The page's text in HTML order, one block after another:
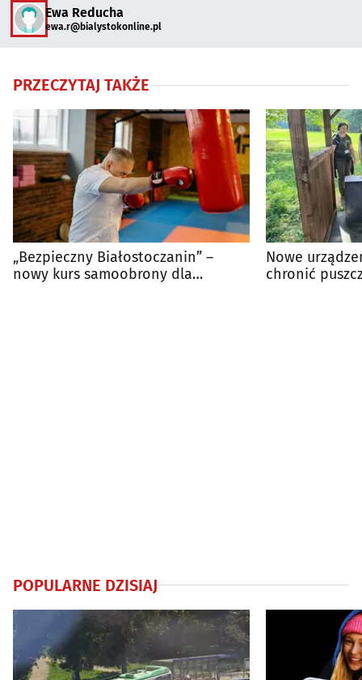
Ewa Reducha
ewa.r@bialystokonline.pl
PRZECZYTAJ TAKŻE
„Bezpieczny Białostoczanin” –
nowy kurs samoobrony dla
Nowe
chronić
POPULARNE DZISIAJ